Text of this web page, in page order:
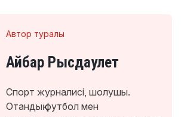
Автор туралы
Айбар Рысдаулет
Спорт журналисі, шолушы.
Отандық футбол мен